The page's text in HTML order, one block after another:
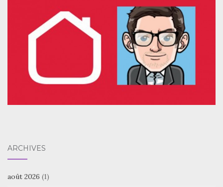
ARCHIVES
août 2026 (1)